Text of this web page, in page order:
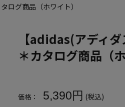
ログ商品（ホワイト）
【adidas(アディ
＊カタログ商品（
価格： 5,390円 (税込)